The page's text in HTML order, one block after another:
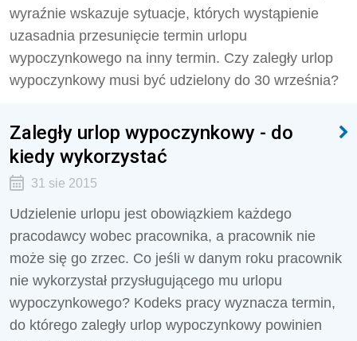
wyraźnie wskazuje sytuacje, których wystąpienie
uzasadnia przesunięcie termin urlopu
wypoczynkowego na inny termin. Czy zaległy urlop
wypoczynkowy musi być udzielony do 30 września?
Zaległy urlop wypoczynkowy - do
kiedy wykorzystać
31 sie 2015
Udzielenie urlopu jest obowiązkiem każdego
pracodawcy wobec pracownika, a pracownik nie
może się go zrzec. Co jeśli w danym roku pracownik
nie wykorzystał przysługującego mu urlopu
wypoczynkowego? Kodeks pracy wyznacza termin,
do którego zaległy urlop wypoczynkowy powinien